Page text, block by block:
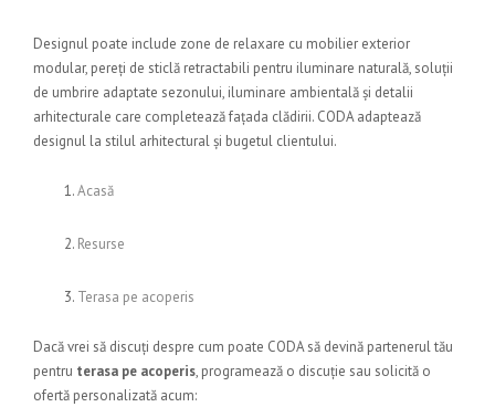
Designul poate include zone de relaxare cu mobilier exterior
modular, pereți de sticlă retractabili pentru iluminare naturală, soluții
de umbrire adaptate sezonului, iluminare ambientală și detalii
arhitecturale care completează fațada clădirii. CODA adaptează
designul la stilul arhitectural și bugetul clientului.
Acasă
Resurse
Terasa pe acoperis
Dacă vrei să discuți despre cum poate CODA să devină partenerul tău
pentru terasa pe acoperis, programează o discuție sau solicită o
ofertă personalizată acum: